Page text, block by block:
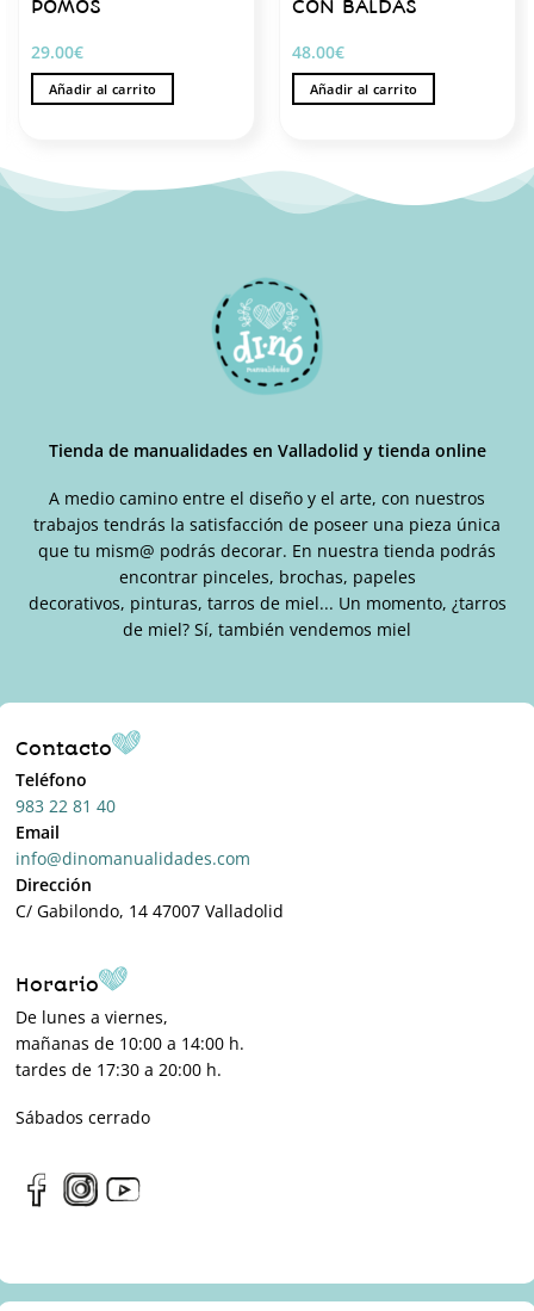
POMOS
29.00€
Añadir al carrito
CON BALDAS
48.00€
Añadir al carrito
Tienda de manualidades en Valladolid y tienda online
A medio camino entre el diseño y el arte, con nuestros
trabajos tendrás la satisfacción de poseer una pieza única
que tu mism@ podrás decorar. En nuestra tienda podrás
encontrar pinceles, brochas, papeles
decorativos, pinturas, tarros de miel... Un momento, ¿tarros
de miel? Sí, también vendemos miel
Contacto
Teléfono
983 22 81 40
Email
info@dinomanualidades.com
Dirección
C/ Gabilondo, 14 47007 Valladolid
Horario
De lunes a viernes,
mañanas de 10:00 a 14:00 h.
tardes de 17:30 a 20:00 h.
Sábados cerrado